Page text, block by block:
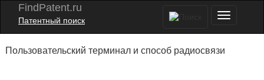
FindPatent.ru
Патентный поиск
Пользовательский терминал и способ радиосвязи